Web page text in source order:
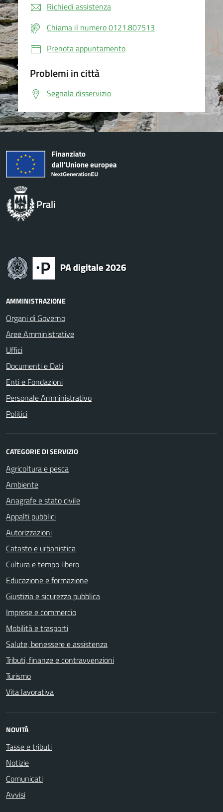
Richiedi assistenza
Chiama il numero 0121.807513
Prenota appuntamento
Problemi in città
Segnala disservizio
Prali
AMMINISTRAZIONE
Organi di Governo
Aree Amministrative
Uffici
Documenti e Dati
Enti e Fondazioni
Personale Amministrativo
Politici
CATEGORIE DI SERVIZIO
Agricoltura e pesca
Ambiente
Anagrafe e stato civile
Appalti pubblici
Autorizzazioni
Catasto e urbanistica
Cultura e tempo libero
Educazione e formazione
Giustizia e sicurezza pubblica
Imprese e commercio
Mobilità e trasporti
Salute, benessere e assistenza
Tributi, finanze e contravvenzioni
Turismo
Vita lavorativa
NOVITÀ
Tasse e tributi
Notizie
Comunicati
Avvisi